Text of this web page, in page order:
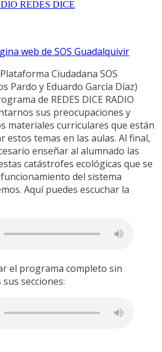
REDES DICE
web de SOS Guadalquivir
Ciudadana SOS
Pardo y Eduardo García Díaz)
de REDES DICE RADIO
sus preocupaciones y
materiales curriculares que están
estos temas en las aulas. Al final,
enseñar al alumnado las
catástrofes ecológicas que se
del sistema
Aquí puedes escuchar la
el programa completo sin
secciones: